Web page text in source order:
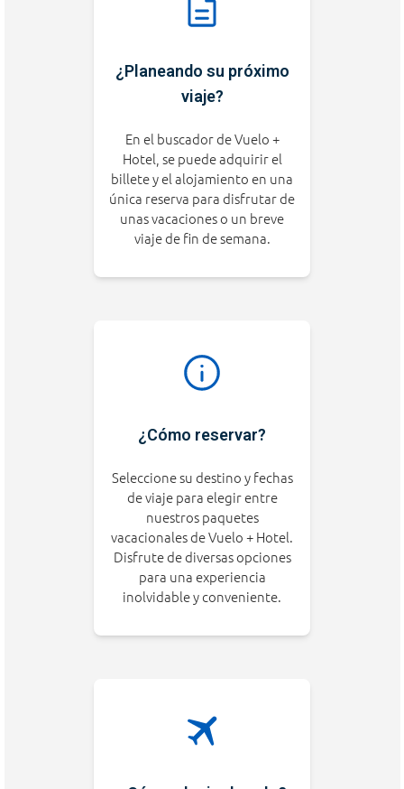
¿Planeando su próximo
viaje?
En el buscador de Vuelo +
Hotel, se puede adquirir el
billete y el alojamiento en una
única reserva para disfrutar de
unas vacaciones o un breve
viaje de fin de semana.
¿Cómo reservar?
Seleccione su destino y fechas
de viaje para elegir entre
nuestros paquetes
vacacionales de Vuelo + Hotel.
Disfrute de diversas opciones
para una experiencia
inolvidable y conveniente.